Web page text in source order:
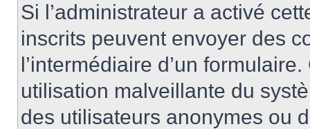
Si l’administrateur a activé
inscrits peuvent envoyer des
l’intermédiaire d’un
utilisation malveillante du
des utilisateurs anonymes ou